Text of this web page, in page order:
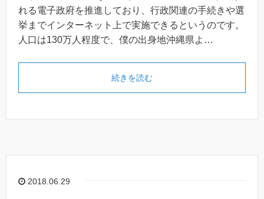
れる電子政府を推進しており、行政関連の手続きや選
挙までインターネット上で実施できるというのです。
人口は130万人程度で、僕の出身地沖縄県よ…
続きを読む
2018.06.29